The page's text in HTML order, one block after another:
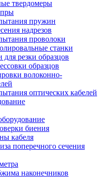
твердомеры
пружин
надрезов
проволоки
станки
резки образцов
образцов
волоконно-
оптических кабелей
биения
кабеля
поперечного сечения
наконечников